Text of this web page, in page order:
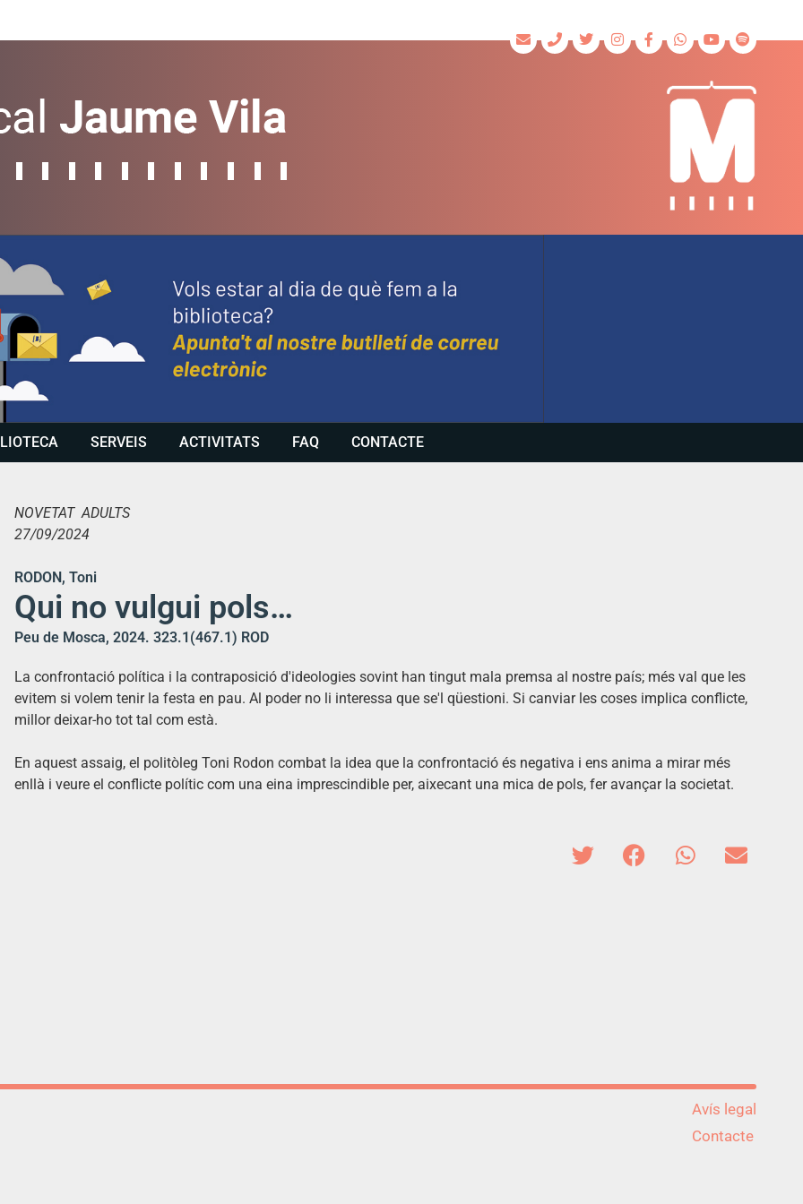
SERVEIS ACTIVITATS FAQ CONTACTE
NOVETAT ADULTS
27/09/2024
RODON, Toni
Qui no vulgui pols…
Peu de Mosca, 2024. 323.1(467.1) ROD
La confrontació política i la contraposició d'ideologies sovint han tingut mala premsa al nostre país; més val que les
evitem si volem tenir la festa en pau. Al poder no li interessa que se'l qüestioni. Si canviar les coses implica conflicte,
millor deixar-ho tot tal com està.
En aquest assaig, el politòleg Toni Rodon combat la idea que la confrontació és negativa i ens anima a mirar més
enllà i veure el conflicte polític com una eina imprescindible per, aixecant una mica de pols, fer avançar la societat.
Avís legal
Contacte